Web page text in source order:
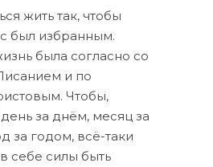
жить так, чтобы
был избранным.
была согласно со
и по
Чтобы,
за днём, месяц за
за годом, всё-таки
себе силы быть